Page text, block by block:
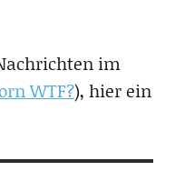
im
WTF?), hier ein